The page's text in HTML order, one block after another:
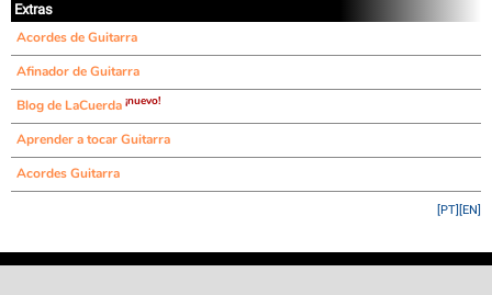
Extras
Acordes de Guitarra
Afinador de Guitarra
Blog de LaCuerda ¡nuevo!
Aprender a tocar Guitarra
Acordes Guitarra
[EN]
[PT]